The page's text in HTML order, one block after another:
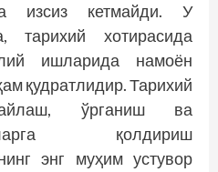
изсиз кетмайди. У
тарихий хотирасида
ишларида намоён
қудратлидир. Тарихий
ўрганиш ва
қолдириш
энг муҳим устувор